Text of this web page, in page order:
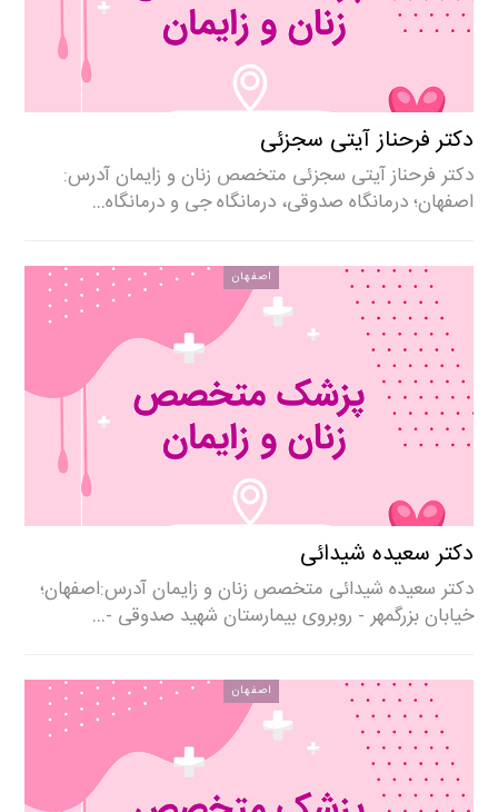
دکتر فرحناز آیتی سجزئی
دکتر فرحناز آیتی سجزئی متخصص زنان و زایمان آدرس:
اصفهان؛ درمانگاه صدوقی، درمانگاه جی و درمانگاه…
اصفهان
دکتر سعیده شیدائی
دکتر سعیده شیدائی متخصص زنان و زایمان آدرس:اصفهان؛
خیابان بزرگمهر - روبروی بیمارستان شهید صدوقی -…
اصفهان